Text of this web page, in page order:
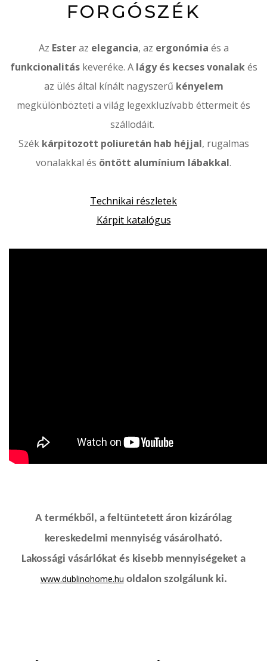
FORGÓSZÉK
Az Esteraz elegancia, az ergonómia és a
funkcionalitáskeveréke. A lágy és kecses vonalakés
az ülés által kínált nagyszerű kényelem
megkülönbözteti a világ legexkluzívabb éttermeit és
szállodáit.
Szék kárpitozott poliuretán hab héjjal, rugalmas
vonalakkal és öntött alumínium lábakkal.
Technikai részletek
Kárpit katalógus
A termékből, a feltüntetett áron kizárólag
kereskedelmi mennyiség vásárolható.
Lakossági vásárlókat és kisebb mennyiségeket a
www.dublinohome.hu oldalon szolgálunk ki.